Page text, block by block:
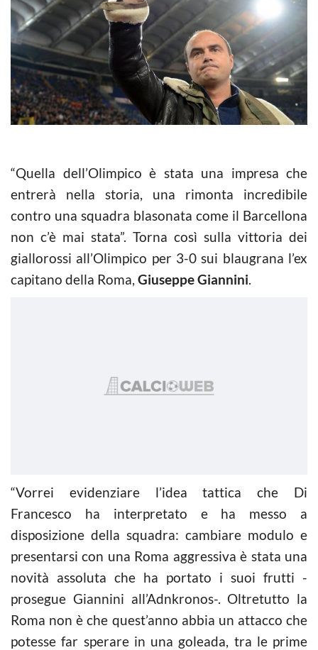
“Quella dell’Olimpico è stata una impresa che
entrerà nella storia, una rimonta incredibile
contro una squadra blasonata come il Barcellona
non c’è mai stata”. Torna così sulla vittoria dei
giallorossi all’Olimpico per 3-0 sui blaugrana l’ex
capitano della Roma, Giuseppe Giannini.
“Vorrei evidenziare l’idea tattica che Di
Francesco ha interpretato e ha messo a
disposizione della squadra: cambiare modulo e
presentarsi con una Roma aggressiva è stata una
novità assoluta che ha portato i suoi frutti -
prosegue Giannini all’Adnkronos-. Oltretutto la
Roma non è che quest’anno abbia un attacco che
potesse far sperare in una goleada, tra le prime